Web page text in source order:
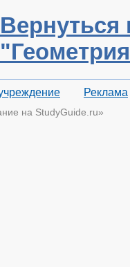
Вернуться
Реклама
на StudyGuide.ru»